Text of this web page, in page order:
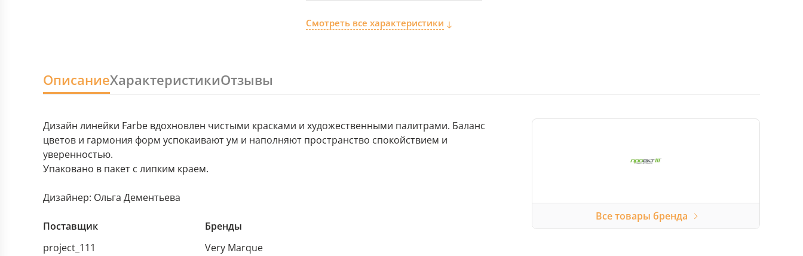
Смотреть все характеристики
ОписаниеХарактеристикиОтзывы
Дизайн линейки Farbe вдохновлен чистыми красками и художественными палитрами. Баланс
цветов и гармония форм успокаивают ум и наполняют пространство спокойствием и
уверенностью.
Упаковано в пакет с липким краем.
Дизайнер: Ольга Дементьева
Поставщик
project_111
Бренды
Very Marque
Все товары бренда